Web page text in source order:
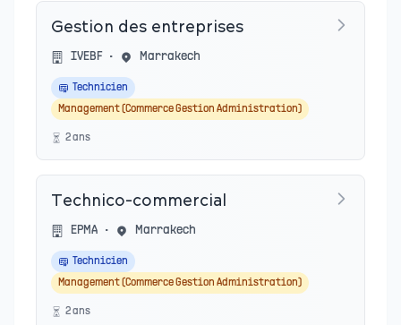
Gestion des entreprises
IVEBF • Marrakech
Technicien
Management (Commerce Gestion Administration)
2ans
Technico-commercial
EPMA • Marrakech
Technicien
Management (Commerce Gestion Administration)
2ans